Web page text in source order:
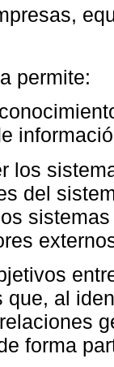
permite:
los
del
que, al
forma